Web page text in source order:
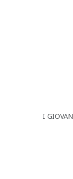
I